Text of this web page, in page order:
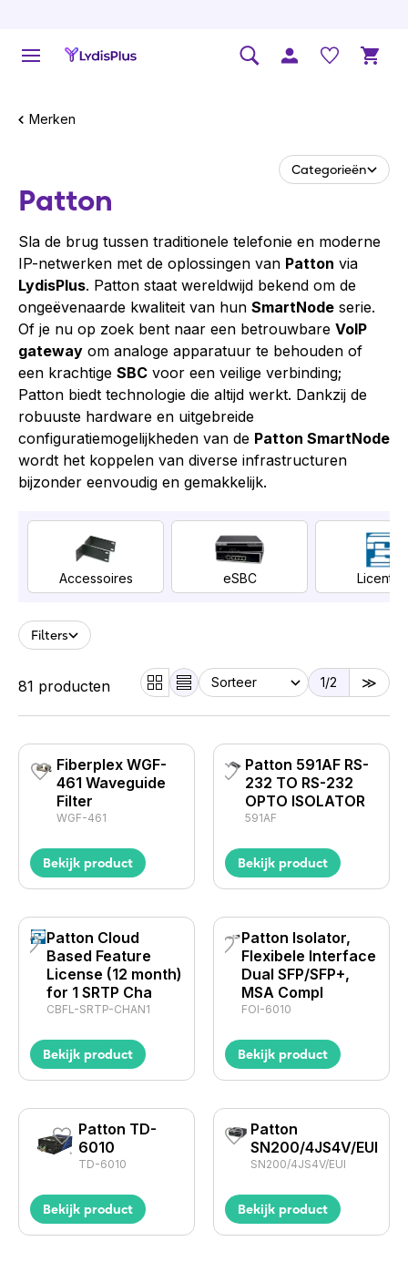
Merken
Categorieën
Patton
Sla de brug tussen traditionele telefonie en moderne
IP-netwerken met de oplossingen van Patton via
LydisPlus. Patton staat wereldwijd bekend om de
ongeëvenaarde kwaliteit van hun SmartNode serie.
Of je nu op zoek bent naar een betrouwbare VoIP
gateway om analoge apparatuur te behouden of
een krachtige SBC voor een veilige verbinding;
Patton biedt technologie die altijd werkt. Dankzij de
robuuste hardware en uitgebreide
configuratiemogelijkheden van de Patton SmartNode
wordt het koppelen van diverse infrastructuren
bijzonder eenvoudig en gemakkelijk.
Accessoires eSBC
Filters
81 producten 1/2
Fiberplex WGF-
461 Waveguide
Filter
WGF-461
Bekijk product
Patton 591AF RS-
232 TO RS-232
OPTO ISOLATOR
591AF
Bekijk product
Patton Cloud
Based Feature
License (12 month)
for 1 SRTP Cha
CBFL-SRTP-CHAN1
Bekijk product
Patton Isolator,
Flexibele Interface
Dual SFP/SFP+,
MSA Compl
FOI-6010
Bekijk product
Patton TD-
6010
TD-6010
Bekijk product
Patton
SN200/4JS4V/EUI
SN200/4JS4V/EUI
Bekijk product